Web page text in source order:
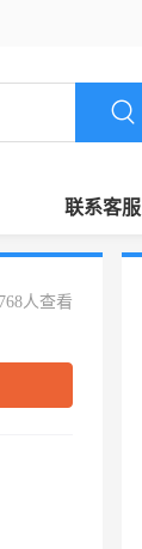
联系客服
人查看